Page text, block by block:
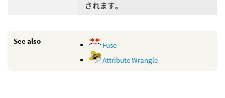
されます。
See also
Fuse
Attribute Wrangle